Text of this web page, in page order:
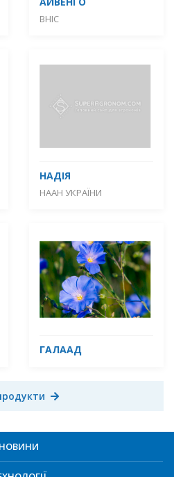
ВНІС
НАДІЯ
НААН УКРАЇНИ
ГАЛААД
НОВИНИ